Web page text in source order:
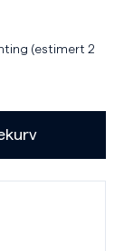
(estimert 2